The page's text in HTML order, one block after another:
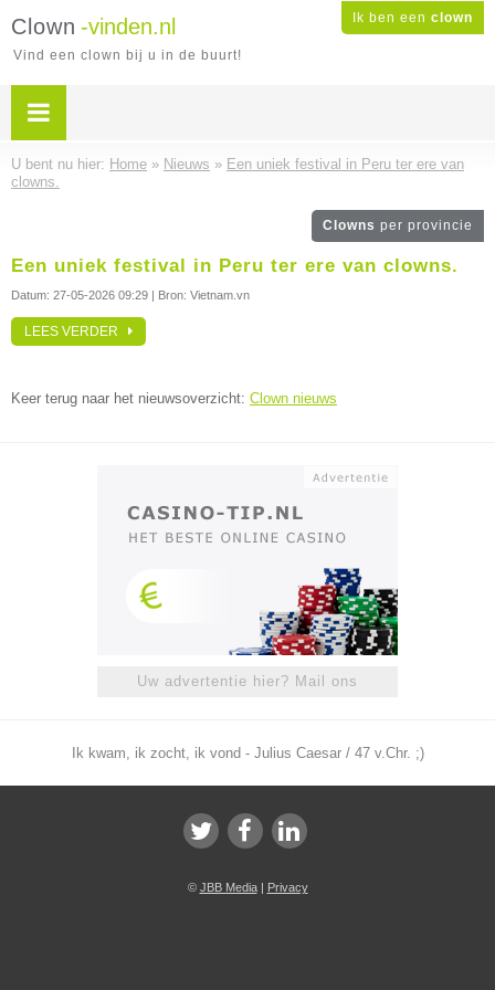
Ik ben een clown
Clown -vinden.nl
Vind een clown bij u in de buurt!
U bent nu hier: Home » Nieuws » Een uniek festival in Peru ter ere van
clowns.
Clowns per provincie
Een uniek festival in Peru ter ere van clowns.
Datum: 27-05-2026 09:29 | Bron: Vietnam.vn
LEES VERDER
Keer terug naar het nieuwsoverzicht: Clown nieuws
Uw advertentie hier? Mail ons
Ik kwam, ik zocht, ik vond - Julius Caesar / 47 v.Chr. ;)
© JBB Media| Privacy